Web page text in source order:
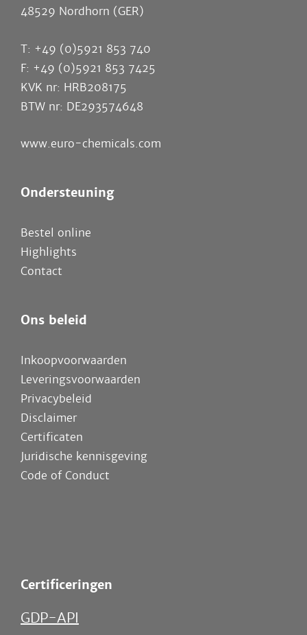
48529 Nordhorn (GER)
T: +49 (0)5921 853 740
F: +49 (0)5921 853 7425
KVK nr: HRB208175
BTW nr: DE293574648
www.euro-chemicals.com
Ondersteuning
Bestel online
Highlights
Contact
Ons beleid
Inkoopvoorwaarden
Leveringsvoorwaarden
Privacybeleid
Disclaimer
Certificaten
Juridische kennisgeving
Code of Conduct
Certificeringen
GDP-API